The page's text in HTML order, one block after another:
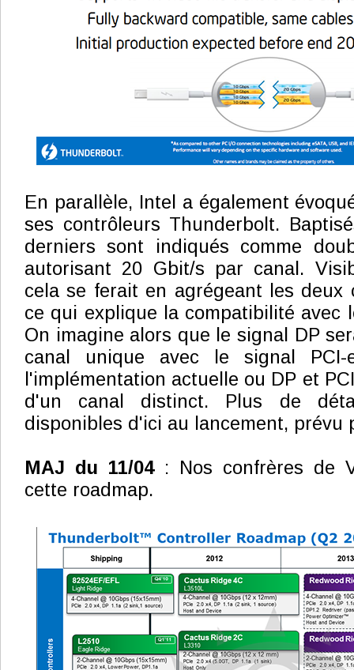
En parallèle, Intel a également
ses contrôleurs Thunderbolt.
derniers sont indiqués comme
autorisant 20 Gbit/s par canal.
cela se ferait en agrégeant les deux
ce qui explique la compatibilité avec
On imagine alors que le signal DP
canal unique avec le signal PCI-
l'implémentation actuelle ou DP et
d'un canal distinct. Plus de
disponibles d'ici au lancement, prévu
MAJ du 11/04: Nos confrères de
cette roadmap.